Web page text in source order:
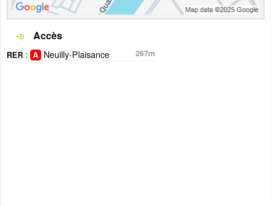
Accès
RER : Neuilly-Plaisance 267m